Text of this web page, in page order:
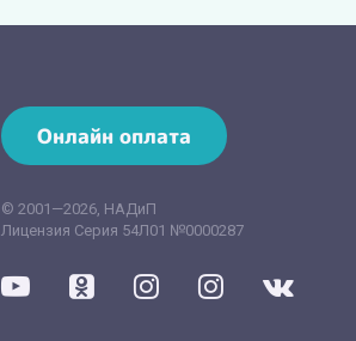
Онлайн оплата
© 2001—2026, НАДиП
Лицензия Серия 54Л01 №0000287